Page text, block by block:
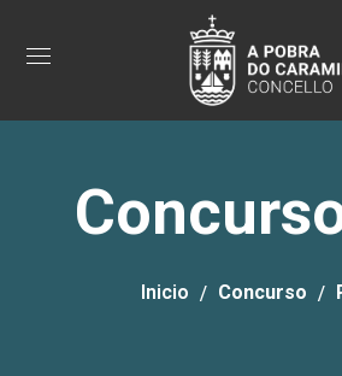
Inicio Concurso